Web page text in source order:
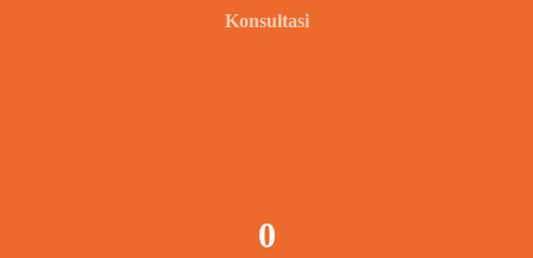
Konsultasi
0